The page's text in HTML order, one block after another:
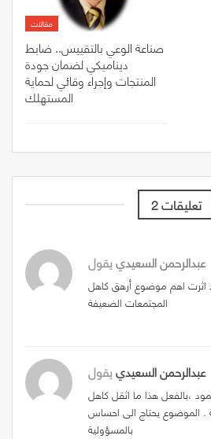
مقالات
صناعة الوعي بالتقييس.. ضابط
ديناميكي لضمان جودة
المنتجات وإجراء وقائي لحماية
المستهلك
2 تعليقات
عبدالرحمن السعيدييقول
اثرت اهم موضوع أرهق كاهل
المجتمعات الضعيفة
عبدالرحمن السعيدييقول
،بالفعل هذا ما اثقل كاهل
. الموضوع يحتاج الى احساس
بالمسؤولية